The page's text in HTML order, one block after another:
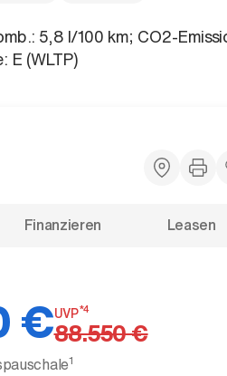
5,8 l/100 km; CO2-
E (WLTP)
Finanzieren Leasen
€UVP*4
88.550 €
1